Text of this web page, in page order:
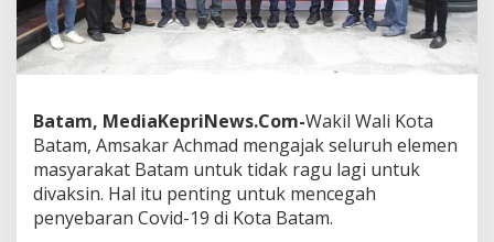
a
t
H
a
r
i
5
0
Batam, MediaKepriNews.Com-Wakil Wali Kota
Batam, Amsakar Achmad mengajak seluruh elemen
masyarakat Batam untuk tidak ragu lagi untuk
divaksin. Hal itu penting untuk mencegah
penyebaran Covid-19 di Kota Batam.